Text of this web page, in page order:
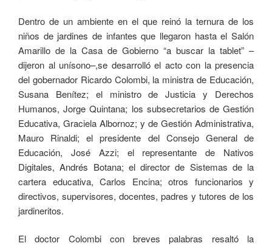
Dentro de un ambiente en el que reinó la ternura de los
niños de jardines de infantes que llegaron hasta el Salón
Amarillo de la Casa de Gobierno “a buscar la tablet” –
dijeron al unísono–,se desarrolló el acto con la presencia
del gobernador Ricardo Colombi, la ministra de Educación,
Susana Benítez; el ministro de Justicia y Derechos
Humanos, Jorge Quintana; los subsecretarios de Gestión
Educativa, Graciela Albornoz; y de Gestión Administrativa,
Mauro Rinaldi; el presidente del Consejo General de
Educación, José Azzi; el representante de Nativos
Digitales, Andrés Botana; el director de Sistemas de la
cartera educativa, Carlos Encina; otros funcionarios y
directivos, supervisores, docentes, padres y tutores de los
jardineritos.
El doctor Colombi con breves palabras resaltó la